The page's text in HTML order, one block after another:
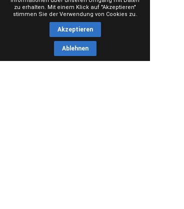
zu erhalten. Mit einem Klick auf "Akzeptieren"
stimmen Sie der Verwendung von Cookies zu.
Akzeptieren
Ablehnen